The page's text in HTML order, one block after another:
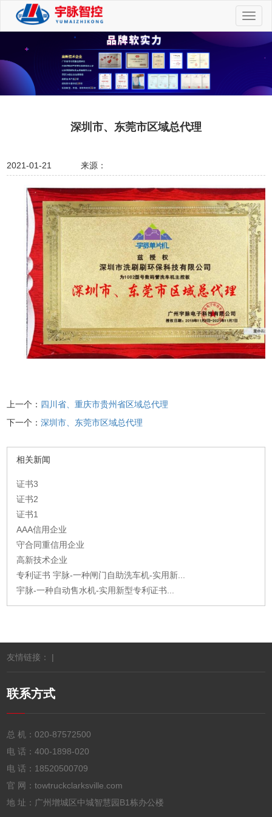
切
换
深圳市、东莞市区域总代理
2021-01-21 来源：
上一个： 四川省、重庆市贵州省区域总代理
下一个：深圳市、东莞市区域总代理
相关新闻
证书3
证书2
证书1
AAA信用企业
守合同重信用企业
高新技术企业
专利证书 宇脉-一种闸门自助洗车机-实用新...
宇脉-一种自动售水机-实用新型专利证书...
友情链接： |
联系方式
总 机：020-87572500
电 话：400-1898-020
电 话： 18520500709
官 网：towtruckclarksville.com
地 址：广州增城区中城智慧园B1栋办公楼